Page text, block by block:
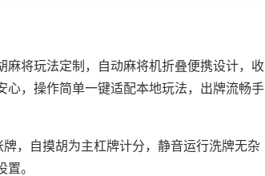
麻将玩法定制，自动麻将机折叠便携设计，收
，操作简单一键适配本地玩法，出牌流畅手
，自摸胡为主杠牌计分，静音运行洗牌无杂
。